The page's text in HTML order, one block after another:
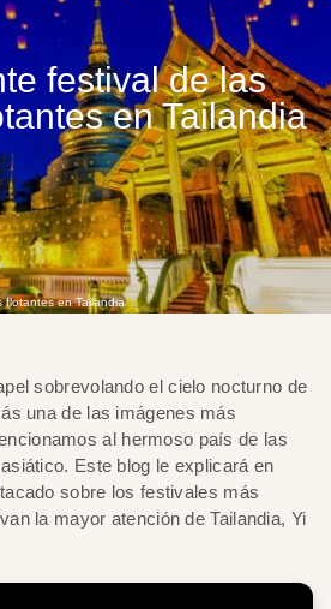
festival de las
en Tailandia
flotantes en Tailandia
sobrevolando el cielo nocturno de
una de las imágenes más
al hermoso país de las
Este blog le explicará en
sobre los festivales más
la mayor atención de Tailandia, Yi